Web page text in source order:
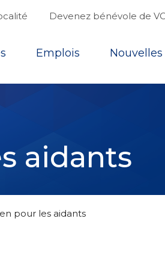
Devenez bénévole de
Emplois
aidants
pour les aidants